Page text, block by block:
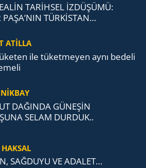
TARİHSEL İZDÜŞÜMÜ:
PAŞA’NIN TÜRKİSTAN
UZANAN MİRASI
ATİLLA
ile tü­ket­me­yen aynı be­de­li
DAĞINDA GÜNEŞİN
SELAM DURDUK..
SAĞ­DU­YU VE ADA­LET…